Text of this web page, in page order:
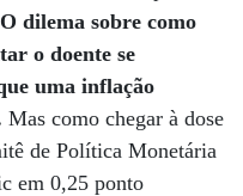
O dilema sobre como
o doente se
uma inflação
Mas como chegar à dose
de Política Monetária
em 0,25 ponto